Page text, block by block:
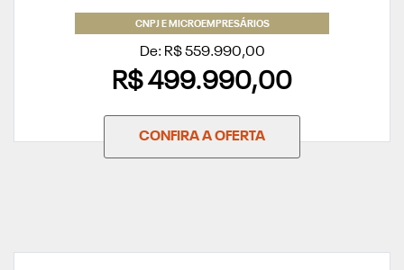
CNPJ E MICROEMPRESÁRIOS
De: R$ 559.990,00
R$ 499.990,00
CONFIRA A OFERTA